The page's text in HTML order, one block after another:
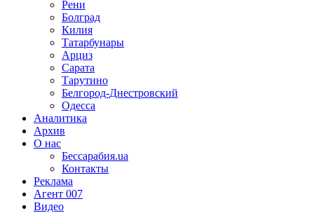
Рени
Болград
Килия
Татарбунары
Арциз
Сарата
Тарутино
Белгород-Днестровский
Одесса
Аналитика
Архив
О нас
Бессарабия.ua
Контакты
Реклама
Агент 007
Видео